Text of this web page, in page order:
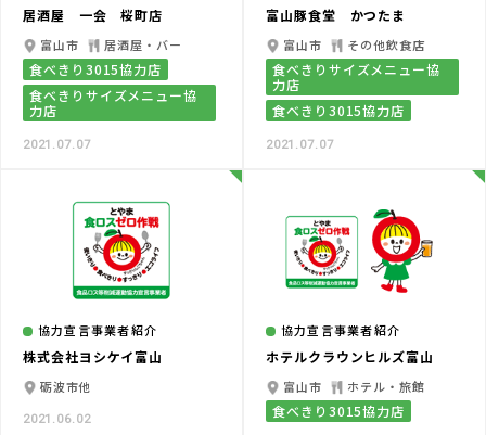
居酒屋 一会 桜町店
富山市 居酒屋・バー
食べきり3015協力店
食べきりサイズメニュー協
力店
2021.07.07
富山豚食堂 かつたま
富山市 その他飲食店
食べきりサイズメニュー協
力店
食べきり3015協力店
2021.07.07
協力宣言事業者紹介
株式会社ヨシケイ富山
砺波市他
2021.06.02
協力宣言事業者紹介
ホテルクラウンヒルズ富山
富山市 ホテル・旅館
食べきり3015協力店